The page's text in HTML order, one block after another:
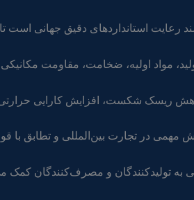
رعایت استانداردهای دقیق جهانی
تولید، مواد اولیه، ضخامت، مقاومت
ریسک شکست، افزایش کارایی
مهمی در تجارت بین‌المللی و تطابق با
به تولیدکنندگان و مصرف‌کنندگان